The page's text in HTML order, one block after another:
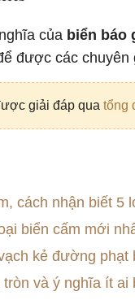
của biển báo
được các chuyên
giải đáp qua tổng
cách nhận biết 5
biển cấm mới
kẻ đường phạt
và ý nghĩa ít ai